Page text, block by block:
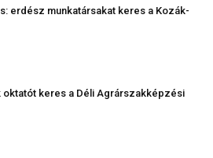
erdész munkatársakat keres a Kozák-
oktatót keres a Déli Agrárszakképzési